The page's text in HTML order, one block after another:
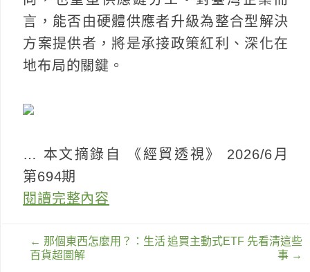
言，能否由硬體供應者升級為整合型解決
方案提供者，將是承接政策紅利、深化在
地布局的關鍵。
… 本文摘錄自 《經貿透視》 2026/6月
第694期
閱讀完整內容
文
章
← 那個東西怎麼用？：生活
百貨超圖解
追買主動式ETF 先看清這些
事 →